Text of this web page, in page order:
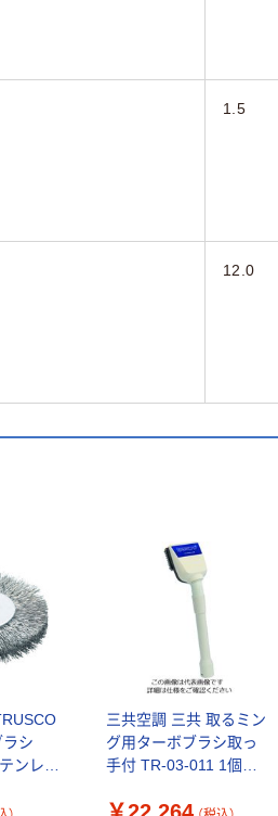
1.5
12.0
シ
ンレス
三共空調 三共 取るミン
グ用ターボブラシ取っ
手付 TR-03-011 1個